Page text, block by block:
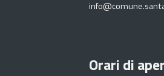
Orari di